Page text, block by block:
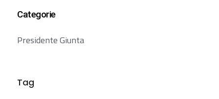
Categorie
Presidente Giunta
Tag